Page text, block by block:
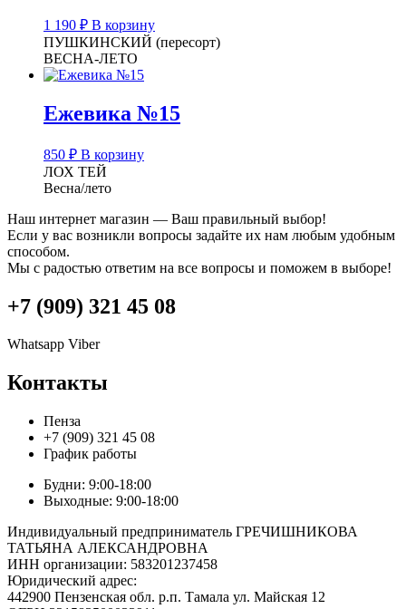
1 190 ₽ В корзину
ПУШКИНСКИЙ (пересорт)
ВЕСНА-ЛЕТО
Ежевика №15
850 ₽ В корзину
ЛОХ ТЕЙ
Весна/лето
Наш интернет магазин — Ваш правильный выбор!
Если у вас возникли вопросы задайте их нам любым удобным
способом.
Мы с радостью ответим на все вопросы и поможем в выборе!
+7 (909) 321 45 08
Whatsapp Viber
Контакты
Пенза
+7 (909) 321 45 08
График работы
Будни: 9:00-18:00
Выходные: 9:00-18:00
Индивидуальный предприниматель ГРЕЧИШНИКОВА
ТАТЬЯНА АЛЕКСАНДРОВНА
ИНН организации: 583201237458
Юридический адрес:
442900 Пензенская обл. р.п. Тамала ул. Майская 12